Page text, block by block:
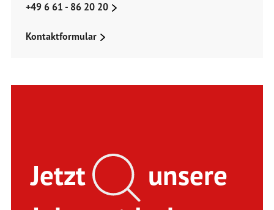
+49 6 61 - 86 20 20
Kontaktformular
Jetzt
unsere